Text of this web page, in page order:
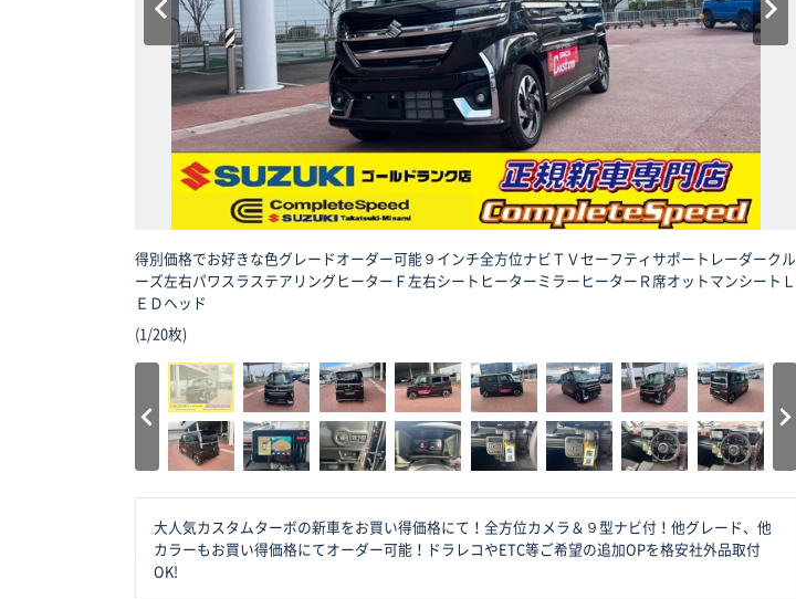
得別価格でお好きな色グレードオーダー可能９インチ全方位ナビＴＶセーフティサポートレーダークル
ーズ左右パワスラステアリングヒーターＦ左右シートヒーターミラーヒーターＲ席オットマンシートＬ
ＥＤヘッド
(1/20枚)
大人気カスタムターボの新車をお買い得価格にて！全方位カメラ＆９型ナビ付！他グレード、他
カラーもお買い得価格にてオーダー可能！ドラレコやETC等ご希望の追加OPを格安社外品取付
OK!